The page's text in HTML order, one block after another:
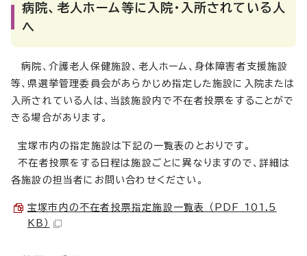
病院、老人ホーム等に入院・入所されている人
へ
病院、介護老人保健施設、老人ホーム、身体障害者支援施設
等、県選挙管理委員会があらかじめ指定した施設に入院または
入所されている人は、当該施設内で不在者投票をすることがで
きる場合があります。
宝塚市内の指定施設は下記の一覧表のとおりです。
不在者投票をする日程は施設ごとに異なりますので、詳細は
各施設の担当者にお問い合わせください。
宝塚市内の不在者投票指定施設一覧表 （PDF 101.5
KB）